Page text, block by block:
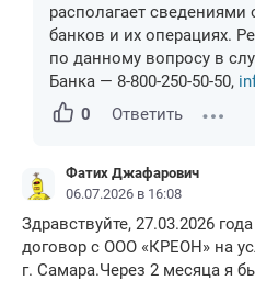
располагает сведениями
банков и их операциях.
по данному вопросу в
Банка — 8-800-250-50-50,
0
Ответить
Фатих Джафарович
06.07.2026 в 16:08
Здравствуйте, 27.03.2026
договор с ООО «КРЕОН» на
г. Самара.Через 2 месяца я